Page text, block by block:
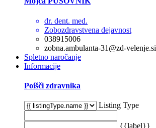
dr. dent. med.
Zobozdravstvena dejavnost
038915006
zobna.ambulanta-31@zd-velenje.si
Spletno naročanje
Informacije
Poišči zdravnika
Listing Type
{{label}}